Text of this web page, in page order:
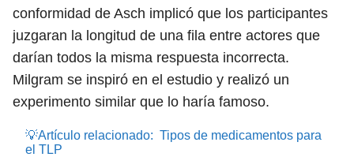
conformidad de Asch implicó que los participantes
juzgaran la longitud de una fila entre actores que
darían todos la misma respuesta incorrecta.
Milgram se inspiró en el estudio y realizó un
experimento similar que lo haría famoso.
💡Artículo relacionado: Tipos de medicamentos para
el TLP